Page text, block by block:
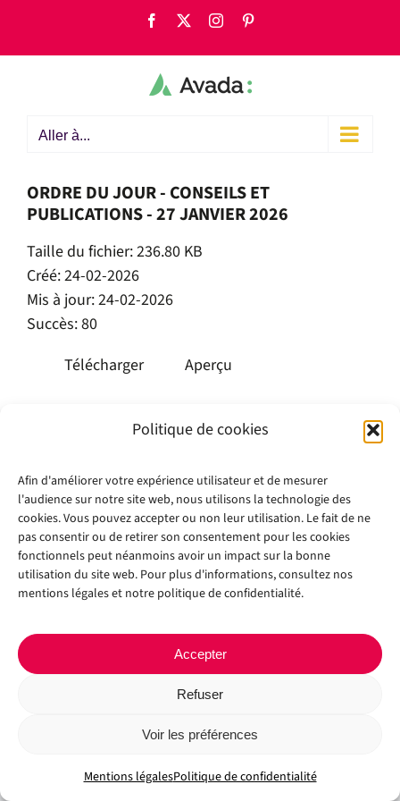
Politique de cookies
Afin d'améliorer votre expérience utilisateur et de mesurer
l'audience sur notre site web, nous utilisons la technologie des
cookies. Vous pouvez accepter ou non leur utilisation. Le fait de ne
pas consentir ou de retirer son consentement pour les cookies
fonctionnels peut néanmoins avoir un impact sur la bonne
utilisation du site web. Pour plus d'informations, consultez nos
mentions légales et notre politique de confidentialité.
Accepter
Refuser
Voir les préférences
Mentions légalesPolitique de confidentialité
contenu
Facebook Instagram
Aller à...
ORDRE DU JOUR - CONSEILS ET
PUBLICATIONS - 27 JANVIER 2026
Taille du fichier: 236.80 KB
Créé: 24-02-2026
Mis à jour: 24-02-2026
Succès: 80
Télécharger
Aperçu
Copyright 2012 - 2024 | Avada Website Builder byAvada
Reserved | Powered byWordPress
Facebook
X InstagramPinterest